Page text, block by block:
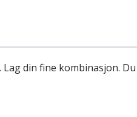
din fine kombinasjon.